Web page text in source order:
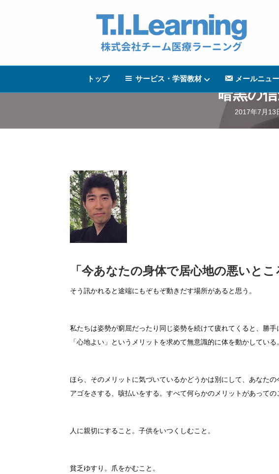
トップ サービス・学習教材 メールニュ
暗黒の
2017年7月13
「今あなたの身体で居心地の悪いとこ
そう訊かれると途端にもぞもぞ動きだす場所があると思う。
私たちは姿勢が窮屈だったり同じ姿勢を続けて疲れてくると、勝
「心地よい」というメリットを求めて無意識的に体を動かしている。
ほら、そのメリットに気づいているかどうかは別にして、あなたの
アゴをさする、咳払いをする。すべて何らかのメリットがあっての
人に親切にすること。子供をいつくしむこと。
貧乏ゆすり。爪をかむこと。